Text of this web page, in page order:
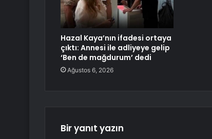
Hazal Kaya’nın ifadesi ortaya
çıktı: Annesi ile adliyeye gelip
‘Ben de mağdurum’ dedi
Ağustos 6, 2026
Bir yanıt yazın